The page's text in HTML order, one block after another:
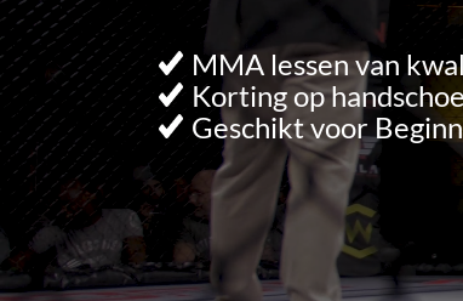
MMA lessen van
Korting op
Geschikt voor